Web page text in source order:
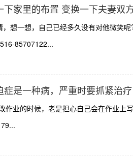
下家里的布置 变换一下夫妻双
想一想，自己已经多久没有对他微笑
85707122...
症是一种病，严重时要抓紧治疗
作业的时候，老是担心自己会在作业